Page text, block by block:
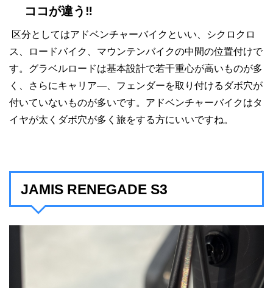
ココが違う‼
区分としてはアドベンチャーバイクといい、シクロクロ
ス、ロードバイク、マウンテンバイクの中間の位置付けで
す。グラベルロードは基本設計で若干重心が高いものが多
く、さらにキャリア―、フェンダーを取り付けるダボ穴が
付いていないものが多いです。アドベンチャーバイクはタ
イヤが太くダボ穴が多く旅をする方にいいですね。
JAMIS RENEGADE S3